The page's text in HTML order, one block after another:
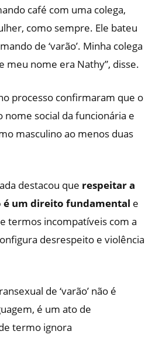
café com uma colega,
como sempre. Ele bateu
de ‘varão’. Minha colega
meu nome era Nathy”, disse.
processo confirmaram que o
nome social da funcionária e
masculino ao menos duas
destacou que respeitar a
é um direito fundamental e
termos incompatíveis com a
desrespeito e violência
de ‘varão’ não é
é um ato de
termo ignora